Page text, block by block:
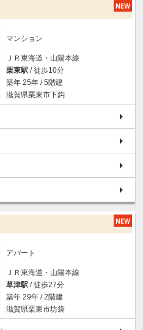
マンション
ＪＲ東海道・山陽本線
栗東駅 / 徒歩10分
築年 25年 / 5階建
滋賀県栗東市下鈎
アパート
ＪＲ東海道・山陽本線
草津駅 / 徒歩27分
築年 29年 / 2階建
滋賀県栗東市坊袋